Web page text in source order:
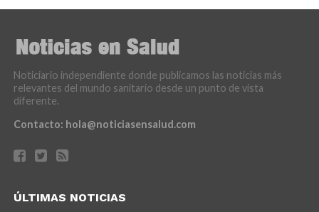
Noticiario independiente donde publicamos las noticias más
relevantes del mundo sanitario desde un punto de vista
diferente.
Contacto: hola@noticiasensalud.com
ÚLTIMAS NOTICIAS